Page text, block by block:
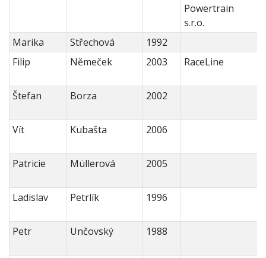
Powertrain
s.r.o.
Marika
Střechová
1992
Filip
Němeček 2003 RaceLine
Štefan Borza 2002
Vít Kubašta 2006
Patricie Müllerová 2005
Ladislav Petrlík 1996
Petr Unčovský 1988